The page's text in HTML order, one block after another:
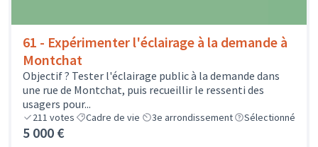
61 - Expérimenter l'éclairage à la demande à
Montchat
Objectif ? Tester l'éclairage public à la demande dans
une rue de Montchat, puis recueillir le ressenti des
usagers pour...
211 votes Cadre de vie 3e arrondissement Sélectionné
5 000 €